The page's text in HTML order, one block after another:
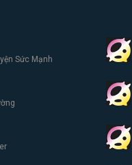
Sức Mạnh